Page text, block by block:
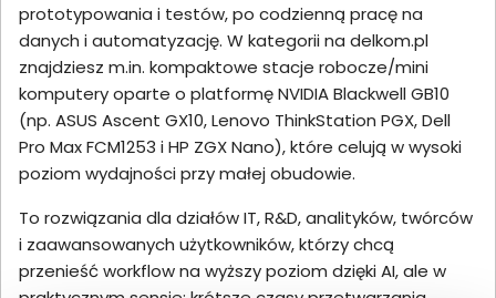
prototypowania i testów, po codzienną pracę na
danych i automatyzację. W kategorii na delkom.pl
znajdziesz m.in. kompaktowe stacje robocze/mini
komputery oparte o platformę NVIDIA Blackwell GB10
(np. ASUS Ascent GX10, Lenovo ThinkStation PGX, Dell
Pro Max FCM1253 i HP ZGX Nano), które celują w wysoki
poziom wydajności przy małej obudowie.
To rozwiązania dla działów IT, R&D, analityków, twórców
i zaawansowanych użytkowników, którzy chcą
przenieść workflow na wyższy poziom dzięki AI, ale w